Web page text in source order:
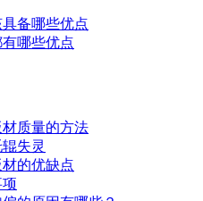
备哪些优点
哪些优点
质量的方法
失灵
的优缺点